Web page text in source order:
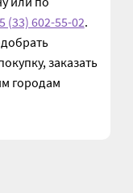
(33) 602-55-02.
заказать
городам